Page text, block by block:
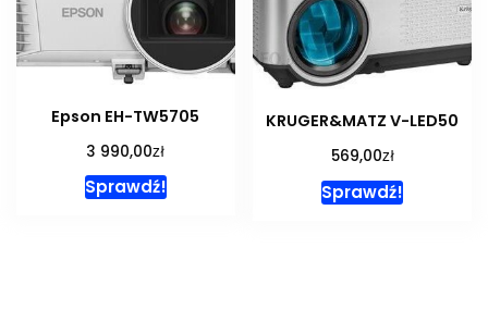
Epson EH-TW5705
3 990,00zł
Sprawdź!
KRUGER&MATZ V-LED50
569,00zł
Sprawdź!